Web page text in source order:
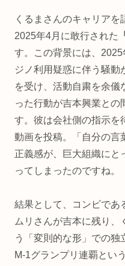
くるまさんのキャリアを
2025年4月に敢行された
す。この背景には、
ジノ利用疑惑に伴う騒動
を受け、活動自粛を余儀
った行動が吉本興業との
す。彼は会社側の指示を
動画を投稿。「自分の言
正義感が、巨大組織にと
ってしまったのですね。
結果として、コンビであ
ムリさんが吉本に残り、
う「変則的な形」での独
M-1グランプリ連覇とい